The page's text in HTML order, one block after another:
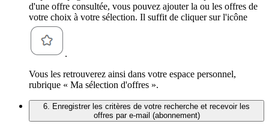
d'une offre consultée, vous pouvez ajouter la ou les offres de
votre choix à votre sélection. Il suffit de cliquer sur l'icône
.
Vous les retrouverez ainsi dans votre espace personnel,
rubrique « Ma sélection d'offres ».
6. Enregistrer les critères de votre recherche et recevoir les
offres par e-mail (abonnement)